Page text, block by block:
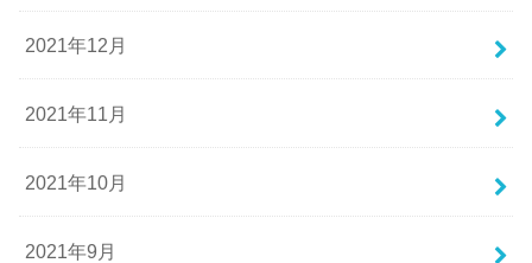
2021年12月
2021年11月
2021年10月
2021年9月